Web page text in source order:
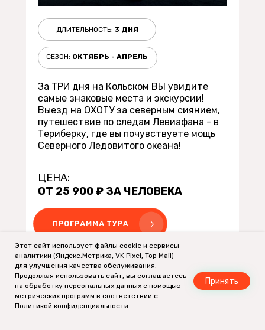
Все туры в Мурманской
ДЛИТЕЛЬНОСТЬ: 3 ДНЯ
СЕЗОН: ОКТЯБРЬ - АПРЕЛЬ
За ТРИ дня на Кольском ВЫ увидите
самые знаковые места и экскурсии!
Выезд на ОХОТУ за северным сиянием,
путешествие по следам Левиафана - в
Териберку, где вы почувствуете мощь
Северного Ледовитого океана!
ЦЕНА:
ОТ 25 900 ₽ ЗА ЧЕЛОВЕКА
Этот сайт использует файлы cookie и сервисы
аналитики (Яндекс.Метрика, VK Pixel, Top Mail)
для улучшения качества обслуживания.
Продолжая использовать сайт, вы соглашаетесь
на обработку персональных данных с помощью
метрических программ в соответствии с
Политикой конфиденциальности.
Принять